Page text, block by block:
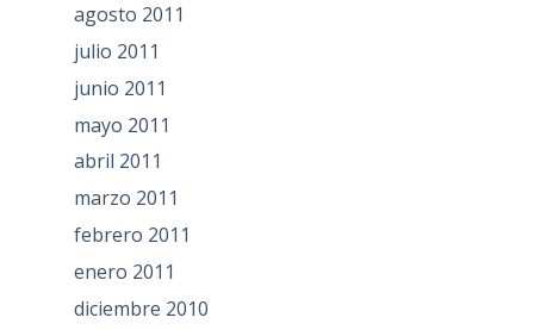
agosto 2011
julio 2011
junio 2011
mayo 2011
abril 2011
marzo 2011
febrero 2011
enero 2011
diciembre 2010